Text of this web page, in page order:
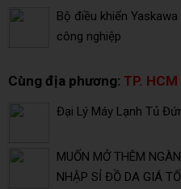
Bộ điều khiển
công nghiệp
Cùng địa phương: TP.
Đại Lý Máy Lạnh Tủ
MUỐN MỞ THÊM
NHẬP SỈ ĐỒ DA GIÁ